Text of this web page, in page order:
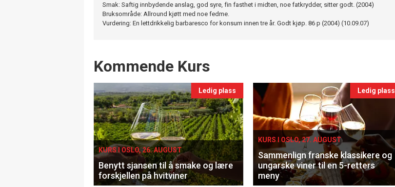
Smak: Saftig innbydende anslag, god syre, fin fasthet i midten, noe fatkrydder, sitter godt. (2004)
Bruksområde: Allround kjøtt med noe fedme.
Vurdering: En lettdrikkelig barbaresco for konsum innen tre år. Godt kjøp. 86 p (2004) (10.09.07)
Events
Kommende Kurs
Ledig plass
KURS I OSLO, 26. AUGUST
Benytt sjansen til å smake og lære
forskjellen på hvitviner
Ledig plass
KURS I OSLO, 27. AUGUST
Sammenlign franske klassikere og
ungarske viner til en 5-retters
meny